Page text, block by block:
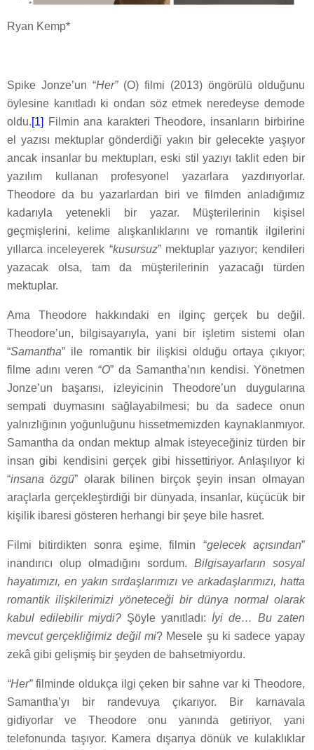
Ryan Kemp*
Spike Jonze’un “Her”(O) filmi (2013) öngörülü olduğunu
öylesine kanıtladı ki ondan söz etmek neredeyse demode
oldu.[1]
Filmin ana karakteri Theodore, insanların birbirine
el yazısı mektuplar gönderdiği yakın bir gelecekte yaşıyor
ancak insanlar bu mektupları, eski stil yazıyı taklit eden bir
yazılım kullanan profesyonel yazarlara yazdırıyorlar.
Theodore da bu yazarlardan biri ve filmden anladığımız
kadarıyla yetenekli bir yazar. Müşterilerinin kişisel
geçmişlerini, kelime alışkanlıklarını ve romantik ilgilerini
yıllarca inceleyerek “kusursuz” mektuplar yazıyor; kendileri
yazacak olsa, tam da müşterilerinin yazacağı türden
mektuplar.
Ama Theodore hakkındaki en ilginç gerçek bu değil.
Theodore’un, bilgisayarıyla, yani bir işletim sistemi olan
“Samantha” ile romantik bir ilişkisi olduğu ortaya çıkıyor;
filme adını veren “O” da Samantha’nın kendisi. Yönetmen
Jonze’un başarısı, izleyicinin Theodore’un duygularına
sempati duymasını sağlayabilmesi; bu da sadece onun
yalnızlığının yoğunluğunu hissetmemizden kaynaklanmıyor.
Samantha da ondan mektup almak isteyeceğiniz türden bir
insan gibi kendisini gerçek gibi hissettiriyor. Anlaşılıyor ki
“insana özgü” olarak bilinen birçok şeyin insan olmayan
araçlarla gerçekleştirdiği bir dünyada, insanlar, küçücük bir
kişilik ibaresi gösteren herhangi bir şeye bile hasret.
Filmi bitirdikten sonra eşime, filmin “gelecek açısından”
inandırıcı olup olmadığını sordum. Bilgisayarların sosyal
hayatımızı, en yakın sırdaşlarımızı ve arkadaşlarımızı, hatta
romantik ilişkilerimizi yöneteceği bir dünya normal olarak
kabul edilebilir miydi?Şöyle yanıtladı: İyi de… Bu zaten
mevcut gerçekliğimiz değil mi? Mesele şu ki sadece yapay
zekâ gibi gelişmiş bir şeyden de bahsetmiyordu.
“Her”filminde oldukça ilgi çeken bir sahne var ki Theodore,
Samantha’yı bir randevuya çıkarıyor. Bir karnavala
gidiyorlar ve Theodore onu yanında getiriyor, yani
telefonunda taşıyor. Kamera dışarıya dönük ve kulaklıklar